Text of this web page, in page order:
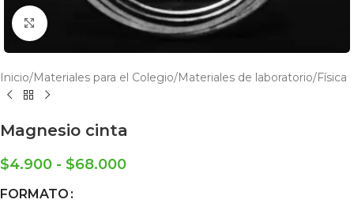
Click to enlarge
Inicio/Materiales para el Colegio/Materiales de laboratorio/Física
Magnesio cinta
$4.900 - $68.000
FORMATO